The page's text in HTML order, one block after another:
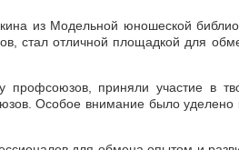
из Модельной юношеской
стал отличной площадкой для
приняли участие в
Особое внимание было